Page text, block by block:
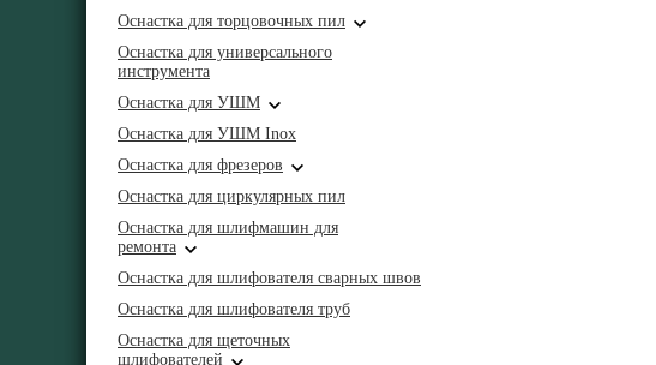
Оснастка для торцовочных пил
Оснастка для универсального
инструмента
Оснастка для УШМ
Оснастка для УШМ Inox
Оснастка для фрезеров
Оснастка для циркулярных пил
Оснастка для шлифмашин для
ремонта
Оснастка для шлифователя сварных швов
Оснастка для шлифователя труб
Оснастка для щеточных
шлифователей